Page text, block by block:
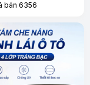
bán 6356